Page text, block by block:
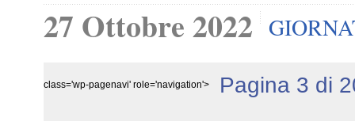
27 Ottobre 2022
class='wp-pagenavi' role='navigation'> Pagina 3 di